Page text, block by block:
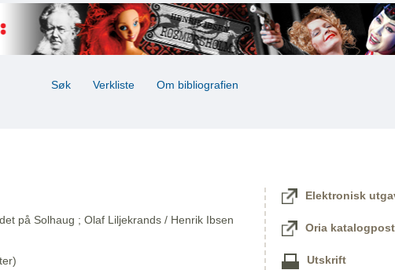
Søk Verkliste Om bibliografien
på Solhaug ; Olaf Liljekrands / Henrik Ibsen
Elektronisk
Oria katalogpost
Utskrift